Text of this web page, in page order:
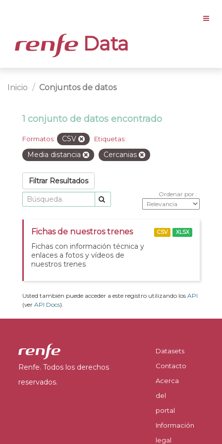
Data
Inicio Conjuntos de datos
1 conjunto de datos encontrado
Formatos: CSV Etiquetas:
Media distancia Cercanias
Filtrar Resultados
Ordenar por
Fichas de nuestros trenes
Fichas con información técnica y
enlaces a fotos y vídeos de
nuestros trenes
CSV XLSX
Usted también puede acceder a este registro utilizando los API
(ver API Docs).
Renfe. Todos los derechos
reservados.
Datasets
Contacto
Acerca
del
portal
Información
legal